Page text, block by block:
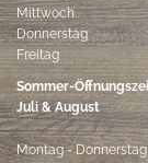
Mittwoch
Donnerstag
Freitag
Sommer-
Juli & August
Montag - Donnerstag